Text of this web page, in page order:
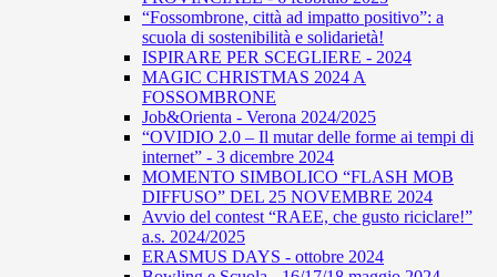
“Fossombrone, città ad impatto positivo”: a
scuola di sostenibilità e solidarietà!
ISPIRARE PER SCEGLIERE - 2024
MAGIC CHRISTMAS 2024 A
FOSSOMBRONE
Job&Orienta - Verona 2024/2025
“OVIDIO 2.0 – Il mutar delle forme ai tempi di
internet” - 3 dicembre 2024
MOMENTO SIMBOLICO “FLASH MOB
DIFFUSO” DEL 25 NOVEMBRE 2024
Avvio del contest “RAEE, che gusto riciclare!”
a.s. 2024/2025
ERASMUS DAYS - ottobre 2024